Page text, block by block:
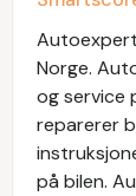
Norge.
og service
reparerer
på bilen.